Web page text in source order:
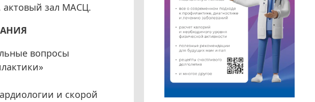
актовый зал МАСЦ.
вопросы
и скорой